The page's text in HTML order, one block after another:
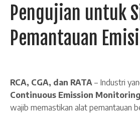
Pengujian untuk
Pemantauan Emisi
RCA, CGA, dan RATA – Industri
Continuous Emission
wajib memastikan alat pemantauan